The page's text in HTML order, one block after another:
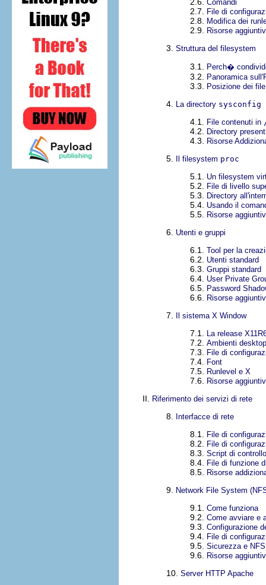
Comandi
2.7. File di
2.8. Modifica dei
2.9. Risorse
3. Struttura del filesystem
3.1. Perch�
3.2. Panoramica
3.3. Posizione dei
4. La directory sysconfig
4.1. File contenuti in
4.2. Directory
4.3. Risorse
5. Il filesystem proc
5.1. Un filesystem
5.2. File di livello
5.3. Directory
5.4. Usando il
5.5. Risorse
6. Utenti e gruppi
6.1. Tool per la
6.2. Utenti standard
6.3. Gruppi standard
6.4. User Private
6.5. Password
6.6. Risorse
7. Il sistema X Window
7.1. La release
7.2. Ambienti
7.3. File di
7.4. Font
7.5. Runlevel e X
7.6. Risorse
II. Riferimento dei servizi di rete
8. Interfacce di rete
8.1. File di
8.2. File di
8.3. Script di
8.4. File di funzione
8.5. Risorse
9. Network File System
9.1. Come funziona
9.2. Come avviare e
9.3. Configurazione
9.4. File di
9.5. Sicurezza e NFS
9.6. Risorse
10. Server HTTP Apache